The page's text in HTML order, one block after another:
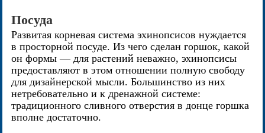
Посуда
Развитая корневая система эхинопсисов нуждается
в просторной посуде. Из чего сделан горшок, какой
он формы — для растений неважно, эхинопсисы
предоставляют в этом отношении полную свободу
для дизайнерской мысли. Большинство из них
нетребовательно и к дренажной системе:
традиционного сливного отверстия в донце горшка
вполне достаточно.